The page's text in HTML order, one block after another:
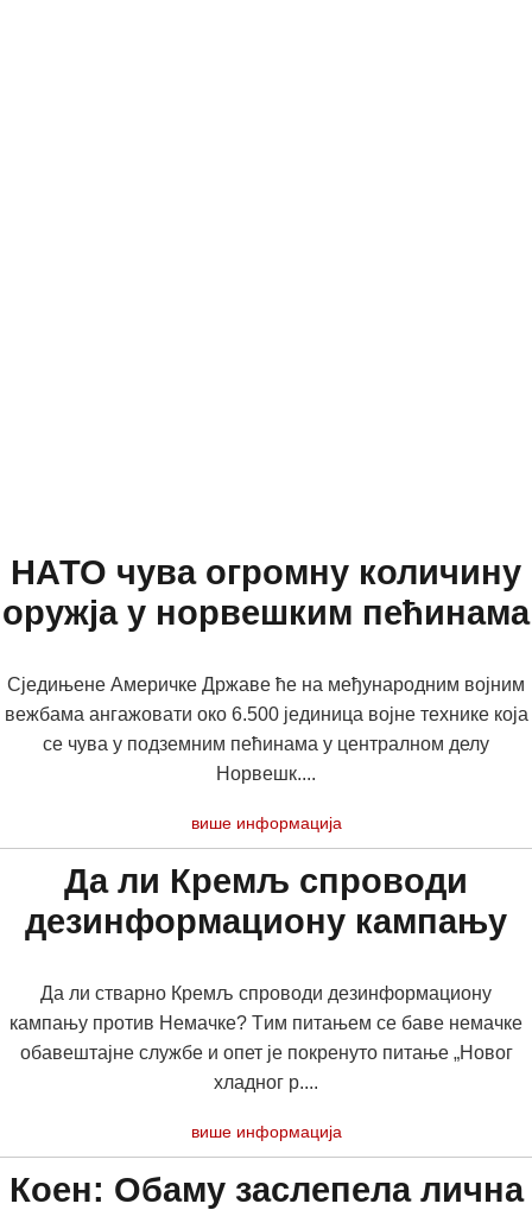
НАТО чува огромну количину
оружја у норвешким пећинама
Сједињене Америчке Државе ће на међународним војним
вежбама ангажовати око 6.500 јединица војне технике која
се чува у подземним пећинама у централном делу
Норвешк....
више информација
Да ли Кремљ спроводи
дезинформациону кампању
Да ли стварно Кремљ спроводи дезинформациону
кампању против Немачке? Tим питањем се баве немачке
обавештајне службе и опет је покренуто питање „Новог
хладног р....
више информација
Коен: Обаму заслепела лична